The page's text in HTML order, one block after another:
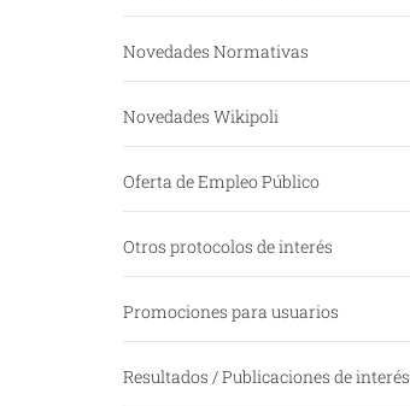
Novedades Normativas
Novedades Wikipoli
Oferta de Empleo Público
Otros protocolos de interés
Promociones para usuarios
Resultados / Publicaciones de interés